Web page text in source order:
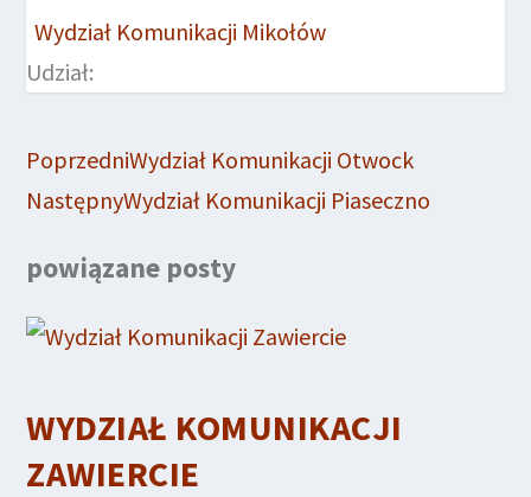
Wydział Komunikacji Mikołów
Udział:
PoprzedniWydział Komunikacji Otwock
NastępnyWydział Komunikacji Piaseczno
powiązane posty
WYDZIAŁ KOMUNIKACJI
ZAWIERCIE